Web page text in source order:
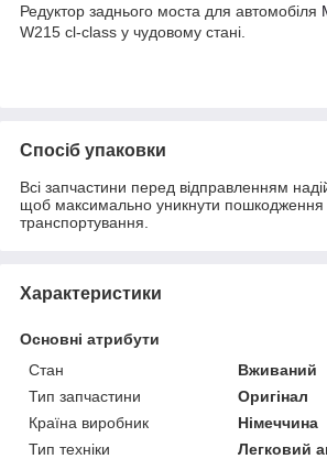
Редуктор заднього моста для автомобіля
W215 cl-class у чудовому стані.
Спосіб упаковки
Всі запчастини перед відправленням
щоб максимально уникнути пошкодження
транспортування.
Характеристики
Основні атрибути
Стан
Вживаний
Тип запчастини
Оригінал
Країна виробник
Німеччина
Тип техніки
Легковий